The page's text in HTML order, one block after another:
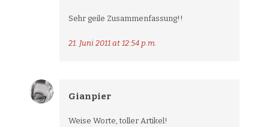
Sehr geile Zusammenfassung!!
21. Juni 2011 at 12:54 p.m.
Gianpier
Weise Worte, toller Artikel!